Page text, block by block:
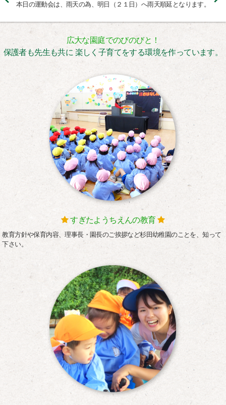
本日の運動会は、雨天の為、明日（２１日）へ雨天順延となります。
広大な園庭でのびのびと！
保護者も先生も共に 楽しく子育てをする環境を作っています。
すぎたようちえんの教育
教育方針や保育内容、理事長・園長のご挨拶など杉田幼稚園のことを、知って
下さい。